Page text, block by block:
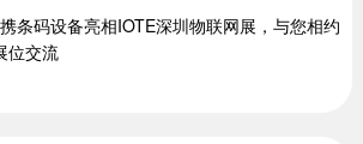
条码设备亮相IOTE深圳物联网展，与您相约
位交流